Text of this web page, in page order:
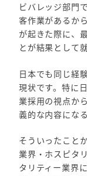
ビバレッジ部門
客作業があるか
が起きた際に、
とが結果として
日本でも同じ経
現状です。特に
業採用の視点か
義的な内容にな
そういったこと
業界・ホスピタ
タリティー業界